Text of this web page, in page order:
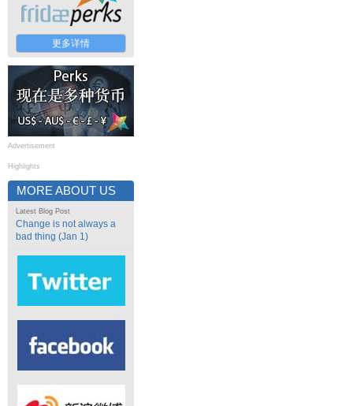
更多详情
Advertisement
Highlights
MORE ABOUT US
Latest Blog Post
Change is not always a
bad thing (Jan 1)